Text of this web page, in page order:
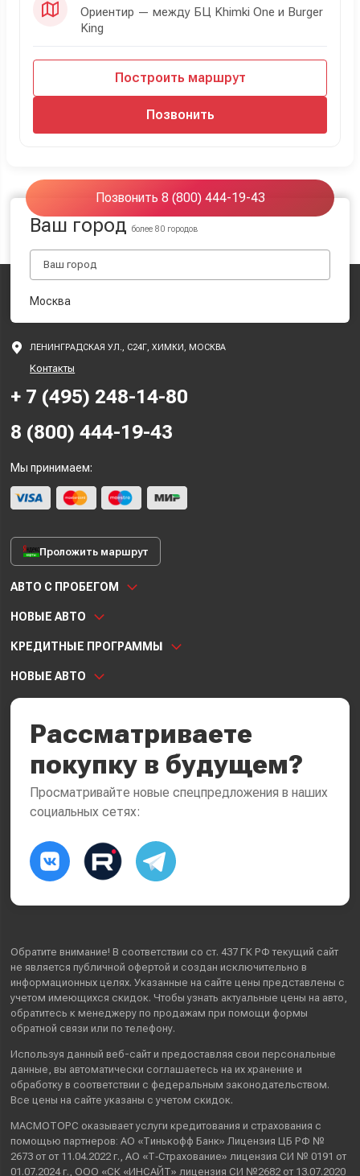
Ориентир — между БЦ Khimki One и Burger
King
Построить маршрут
Позвонить
Позвонить 8 (800) 444-19-43
Ваш городболее 80 городов
Москва
ЛЕНИНГРАДСКАЯ УЛ., С24Г, ХИМКИ, МОСКВА
Контакты
+ 7 (495) 248-14-80
8 (800) 444-19-43
Мы принимаем:
Проложить маршрут
АВТО С ПРОБЕГОМ
НОВЫЕ АВТО
КРЕДИТНЫЕ ПРОГРАММЫ
НОВЫЕ АВТО
Рассматриваете
покупку в будущем?
Просматривайте новые спецпредложения в наших
социальных сетях:
Обратите внимание! В соответствии со ст. 437 ГК РФ текущий сайт
не является публичной офертой и создан исключительно в
информационных целях. Указанные на сайте цены представлены с
учетом имеющихся скидок. Чтобы узнать актуальные цены на авто,
обратитесь к менеджеру по продажам при помощи формы
обратной связи или по телефону.
Используя данный веб-сайт и предоставляя свои персональные
данные , вы автоматически соглашаетесь на их хранение и
обработку в соответствии с федеральным законодательством.
Все цены на сайте указаны с учетом скидок.
МАСМОТОРС оказывает услуги кредитования и страхования с
помощью партнеров: АО «Тинькофф Банк» Лицензия ЦБ РФ №
2673 от от 11.04.2022 г., АО «Т‑Страхование» лицензия СИ № 0191 от
01.07.2024 г., ООО «СК «ИНСАЙТ» лицензия СИ №2682 от 13.07.2020